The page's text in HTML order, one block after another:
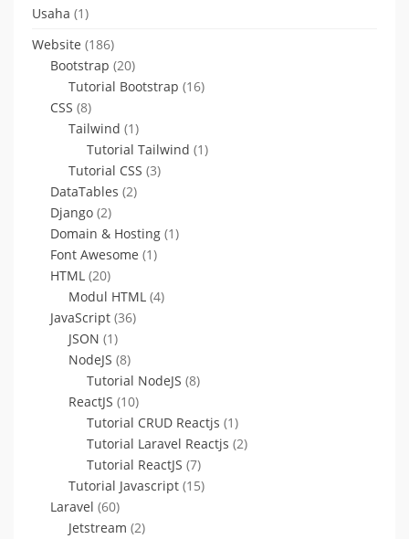
Usaha (1)
Website (186)
Bootstrap (20)
Tutorial Bootstrap (16)
CSS (8)
Tailwind (1)
Tutorial Tailwind (1)
Tutorial CSS (3)
DataTables (2)
Django (2)
Domain & Hosting (1)
Font Awesome (1)
HTML (20)
Modul HTML (4)
JavaScript (36)
JSON (1)
NodeJS (8)
Tutorial NodeJS (8)
ReactJS (10)
Tutorial CRUD Reactjs (1)
Tutorial Laravel Reactjs (2)
Tutorial ReactJS (7)
Tutorial Javascript (15)
Laravel (60)
Jetstream (2)